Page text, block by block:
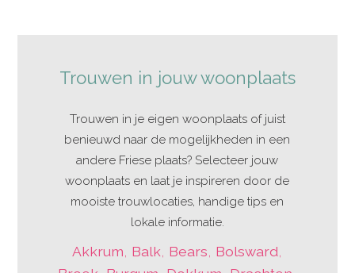
Trouwen in jouw woonplaats
Trouwen in je eigen woonplaats of juist
benieuwd naar de mogelijkheden in een
andere Friese plaats? Selecteer jouw
woonplaats en laat je inspireren door de
mooiste trouwlocaties, handige tips en
lokale informatie.
Akkrum Balk Bears Bolsward